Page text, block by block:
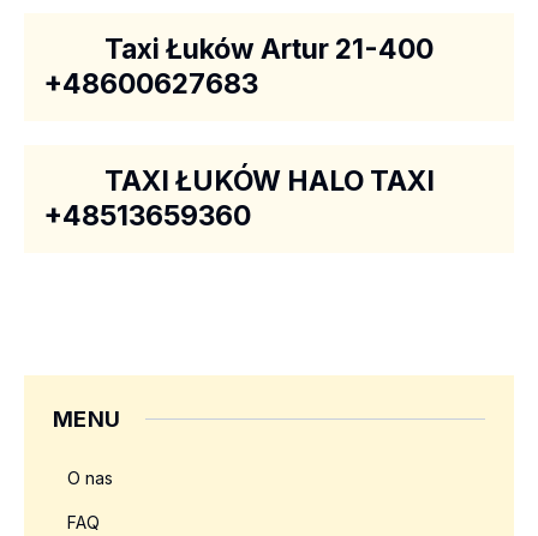
Taxi Łuków Artur 21-400
+48600627683
TAXI ŁUKÓW HALO TAXI
+48513659360
MENU
O nas
FAQ